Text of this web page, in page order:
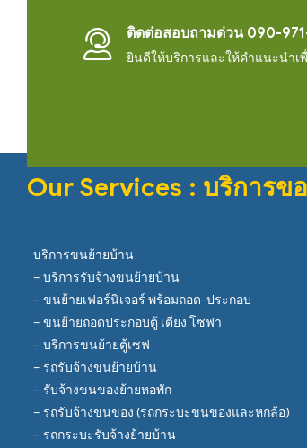
ติดต่อสอบถามด่วน 090-
ยินดีให้บริการและให้คำแนะนำ
Our Services : บริการขอ
บริการขนย้ายบ้าน
– บริการรับจ้างขนย้ายบ้าน
– ขนย้ายเฟอร์นิเจอร์ พร้อมถอด-ประกอบ
– ขนย้ายถอดประกอบตู้ เตียง โซฟา
– บริการขนย้ายตู้เซฟ
– รถรับจ้างขนย้ายบ้าน
– รับจ้างขนของย้ายหอพัก
– รถรับจ้างขนของ (รถกระบะขนของและหกล้อ)
– รถกระบะรับจ้างย้ายบ้าน